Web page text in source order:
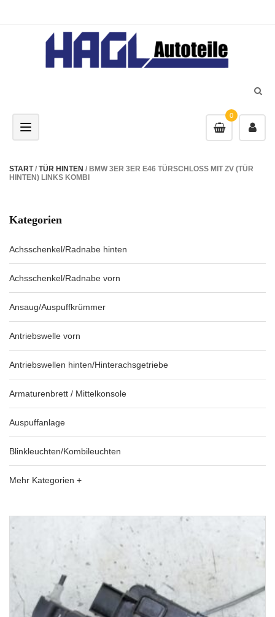
0
Toggle navigation
START/ TÜR HINTEN / BMW 3ER 3ER E46 TÜRSCHLOSS MIT ZV (TÜR
HINTEN) LINKS KOMBI
Kategorien
Achsschenkel/Radnabe hinten
Achsschenkel/Radnabe vorn
Ansaug/Auspuffkrümmer
Antriebswelle vorn
Antriebswellen hinten/Hinterachsgetriebe
Armaturenbrett / Mittelkonsole
Auspuffanlage
Blinkleuchten/Kombileuchten
Mehr Kategorien +